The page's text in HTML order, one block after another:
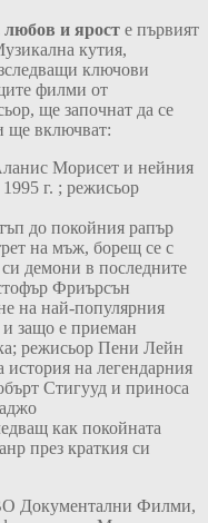
и ярост е първият
кутия,
ключови
филми от
ще започнат да се
ще включват:
Морисет и нейния
г. ; режисьор
до покойния рапър
на мъж, борещ се с
демони в последните
Фриърсън
на най-популярния
защо е приеман
режисьор Пени Лейн
история на легендарния
Стигууд и приноса
как покойната
през краткия си
Документални Филми,